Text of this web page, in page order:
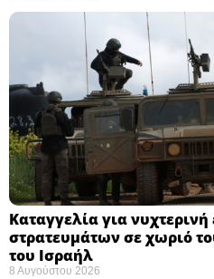
Καταγγελία για
στρατευμάτων σε χωριό
του Ισραήλ
8 Αυγούστου 2026